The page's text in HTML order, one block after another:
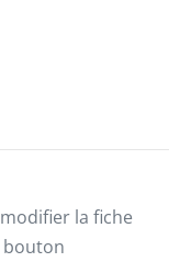
la fiche
bouton